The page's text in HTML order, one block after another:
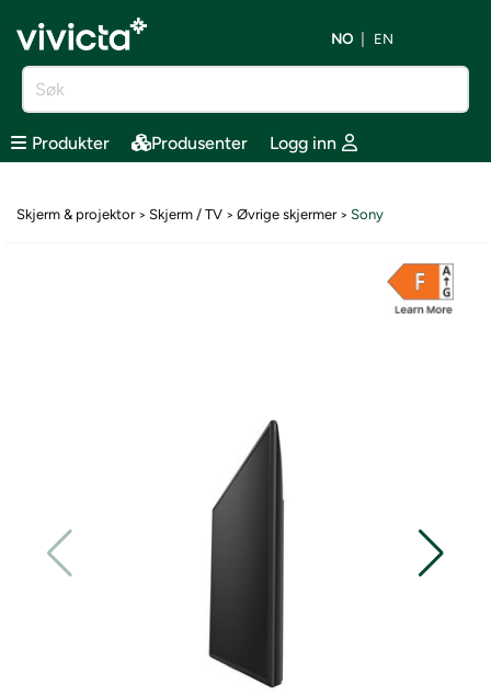
NO EN
Produkter Produsenter Logg inn
Skjerm & projektor> Skjerm / TV > Øvrige skjermer> Sony